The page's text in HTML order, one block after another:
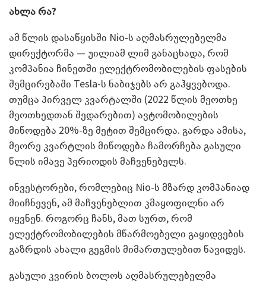
ახლა რა?
ამ წლის დასაწყისში Nio-ს აღმასრულებელმა
დირექტორმა — უილიამ ლიმ განაცხადა, რომ
კომპანია ჩინეთში ელექტრომობილების ფასების
შემცირებაში Tesla-ს ნაბიჯებს არ გაჰყვებოდა.
თუმცა პირველ კვარტალში (2022 წლის მეოთხე
მეოთხედთან შედარებით) ავტომობილების
მიწოდება 20%-ზე მეტით შემცირდა. გარდა ამისა,
მეორე კვარტლის მიწოდება ჩამორჩება გასული
წლის იმავე პერიოდის მაჩვენებელს.
ინვესტორები, რომლებიც Nio-ს მზარდ კომპანიად
მიიჩნევენ, ამ მაჩვენებლით კმაყოფილნი არ
იყვნენ. როგორც ჩანს, მათ სურთ, რომ
ელექტრომობილების მწარმოებელი გაყიდვების
გაზრდის ახალი გეგმის მიმართულებით წავიდეს.
გასული კვირის ბოლოს აღმასრულებელმა